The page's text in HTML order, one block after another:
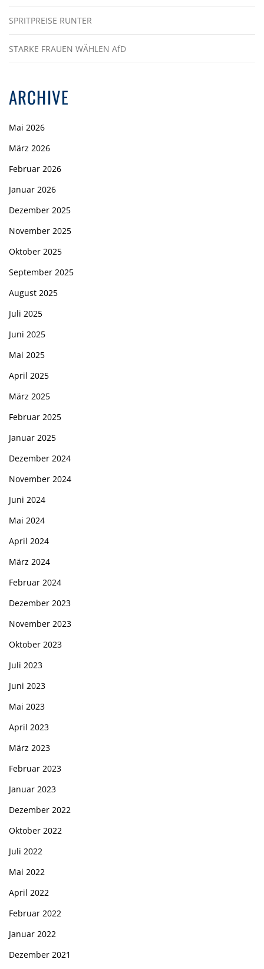
SPRITPREISE RUNTER
STARKE FRAUEN WÄHLEN AfD
ARCHIVE
Mai 2026
März 2026
Februar 2026
Januar 2026
Dezember 2025
November 2025
Oktober 2025
September 2025
August 2025
Juli 2025
Juni 2025
Mai 2025
April 2025
März 2025
Februar 2025
Januar 2025
Dezember 2024
November 2024
Juni 2024
Mai 2024
April 2024
März 2024
Februar 2024
Dezember 2023
November 2023
Oktober 2023
Juli 2023
Juni 2023
Mai 2023
April 2023
März 2023
Februar 2023
Januar 2023
Dezember 2022
Oktober 2022
Juli 2022
Mai 2022
April 2022
Februar 2022
Januar 2022
Dezember 2021